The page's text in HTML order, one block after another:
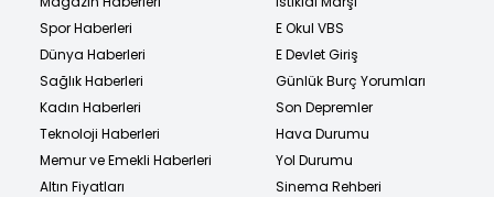
Spor Haberleri
Dünya Haberleri
Sağlık Haberleri
Kadın Haberleri
Teknoloji Haberleri
Memur ve Emekli Haberleri
Altın Fiyatları
E Okul VBS
E Devlet Giriş
Günlük Burç Yorumları
Son Depremler
Hava Durumu
Yol Durumu
Sinema Rehberi